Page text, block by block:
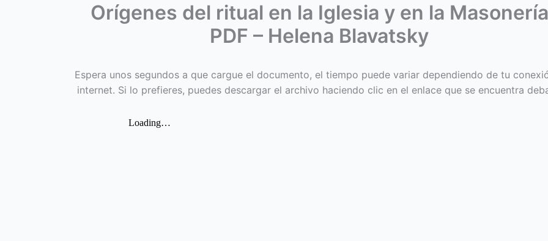
Orígenes del ritual en la Iglesia y en la Masonería
PDF – Helena Blavatsky
Espera unos segundos a que cargue el documento, el tiempo puede variar dependiendo de tu
internet. Si lo prefieres, puedes descargar el archivo haciendo clic en el enlace que se encuentra